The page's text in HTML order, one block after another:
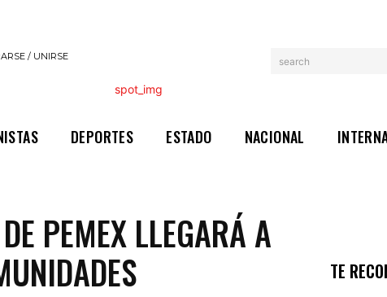
/ UNIRSE search
DEPORTES ESTADO NACIONAL
PEMEX LLEGARÁ A
TE